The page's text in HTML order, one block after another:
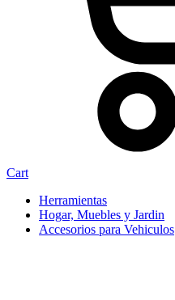
Cart
Herramientas
Hogar, Muebles y Jardin
Accesorios para Vehiculos